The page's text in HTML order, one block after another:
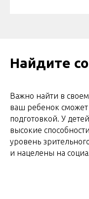
Найдите
Важно найти в
ваш ребенок
подготовкой. У
высокие
уровень
и нацелены на